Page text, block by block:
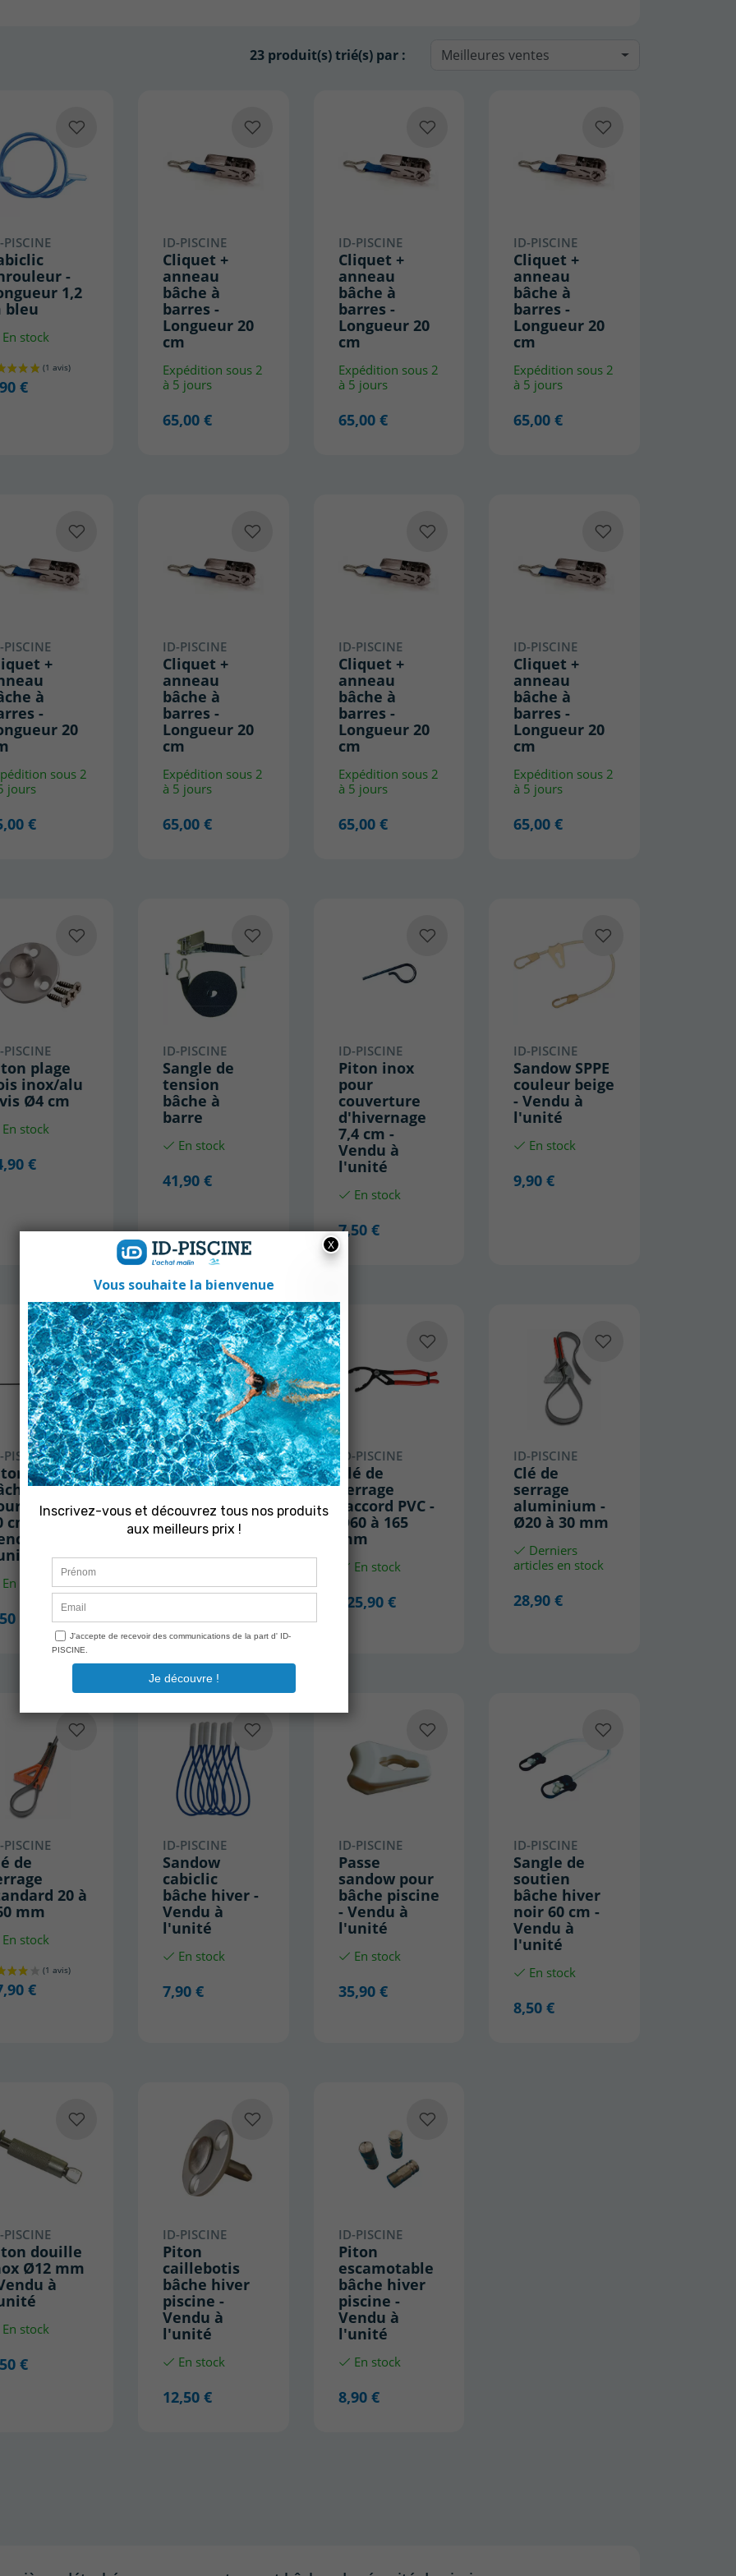
23 produit(s) trié(s) par : Meilleures ventes
PISCINE
-
1,2
bleu
En stock
€
ID-PISCINE
Cliquet +
anneau
bâche à
barres -
Longueur 20
cm
Expédition sous 2
à 5 jours
65,00 €
ID-PISCINE
Cliquet +
anneau
bâche à
barres -
Longueur 20
cm
Expédition sous 2
à 5 jours
65,00 €
ID-PISCINE
Cliquet +
anneau
bâche à
barres -
Longueur 20
cm
Expédition sous 2
à 5 jours
65,00 €
PISCINE
+
à
-
20
sous 2
jours
€
ID-PISCINE
Cliquet +
anneau
bâche à
barres -
Longueur 20
cm
Expédition sous 2
à 5 jours
65,00 €
ID-PISCINE
Cliquet +
anneau
bâche à
barres -
Longueur 20
cm
Expédition sous 2
à 5 jours
65,00 €
ID-PISCINE
Cliquet +
anneau
bâche à
barres -
Longueur 20
cm
Expédition sous 2
à 5 jours
65,00 €
PISCINE
plage
inox/alu
Ø4 cm
En stock
€
ID-PISCINE
Sangle de
tension
bâche à
barre
En stock
41,90 €
ID-PISCINE
Piton inox
pour
couverture
d'hivernage
7,4 cm -
Vendu à
l'unité
En stock
7,50 €
ID-PISCINE
Sandow SPPE
couleur beige
- Vendu à
l'unité
En stock
9,90 €
PISCINE
inox
piscine
gazon
cm -
à
En stock
€
ID-PISCINE
Piton inox
bâche piscine
- Vendu à
l'unité
7,90 €
ID-PISCINE
Clé de
serrage
raccord PVC -
Ø60 à 165
mm
En stock
125,90 €
ID-PISCINE
Clé de
serrage
aluminium -
Ø20 à 30 mm
Derniers
articles en stock
28,90 €
PISCINE
de
20 à
mm
En stock
€
ID-PISCINE
Sandow
cabiclic
bâche hiver -
Vendu à
l'unité
En stock
7,90 €
ID-PISCINE
Passe
sandow pour
bâche piscine
- Vendu à
l'unité
En stock
35,90 €
ID-PISCINE
Sangle de
soutien
bâche hiver
noir 60 cm -
Vendu à
l'unité
En stock
8,50 €
PISCINE
douille
Ø12 mm
à
En stock
€
ID-PISCINE
Piton
caillebotis
bâche hiver
piscine -
Vendu à
l'unité
En stock
12,50 €
ID-PISCINE
Piton
escamotable
bâche hiver
piscine -
Vendu à
l'unité
En stock
8,90 €